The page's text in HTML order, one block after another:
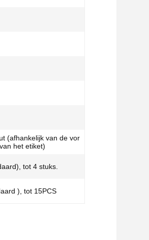
(afhankelijk van de vor
het etiket)
tot 4 stuks.
), tot 15PCS